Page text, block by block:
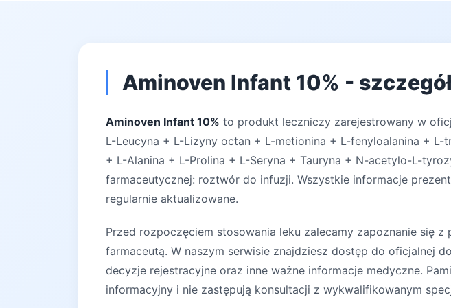
Aminoven Infant 10% -
Aminoven Infant 10% to produkt leczniczy zarejestrowany w
L-Leucyna + L-Lizyny octan + L-metionina + L-fenyloalanina +
+ L-Alanina + L-Prolina + L-Seryna + Tauryna + N-acetylo-L-
farmaceutycznej: roztwór do infuzji. Wszystkie informacje
regularnie aktualizowane.
Przed rozpoczęciem stosowania leku zalecamy zapoznanie się
farmaceutą. W naszym serwisie znajdziesz dostęp do oficjalnej
decyzje rejestracyjne oraz inne ważne informacje medyczne.
informacyjny i nie zastępują konsultacji z wykwalifikowanym